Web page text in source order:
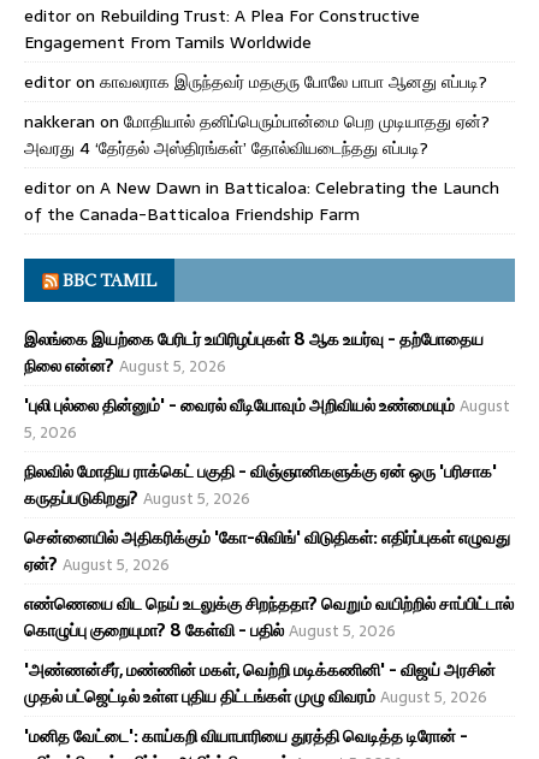
editoron Rebuilding Trust: A Plea For Constructive
Engagement From Tamils Worldwide
editoron காவலராக இருந்தவர் மதகுரு போலே பாபா ஆனது எப்படி?
nakkeran on மோதியால் தனிப்பெரும்பான்மை பெற முடியாதது ஏன்?
அவரது 4 ‘தேர்தல் அஸ்திரங்கள்’ தோல்வியடைந்தது எப்படி?
editoron A New Dawn in Batticaloa: Celebrating the Launch
of the Canada-Batticaloa Friendship Farm
BBC TAMIL
இலங்கை இயற்கை பேரிடர் உயிரிழப்புகள் 8 ஆக உயர்வு - தற்போதைய
நிலை என்ன? August 5, 2026
'புலி புல்லை தின்னும்' - வைரல் வீடியோவும் அறிவியல் உண்மையும்August
5, 2026
நிலவில் மோதிய ராக்கெட் பகுதி - விஞ்ஞானிகளுக்கு ஏன் ஒரு 'பரிசாக'
கருதப்படுகிறது? August 5, 2026
சென்னையில் அதிகரிக்கும் 'கோ-லிவிங்' விடுதிகள்: எதிர்ப்புகள் எழுவது
ஏன்? August 5, 2026
எண்ணெயை விட நெய் உடலுக்கு சிறந்ததா? வெறும் வயிற்றில் சாப்பிட்டால்
கொழுப்பு குறையுமா? 8 கேள்வி - பதில்August 5, 2026
'அண்ணன்சீர், மண்ணின் மகள், வெற்றி மடிக்கணினி' - விஜய் அரசின்
முதல் பட்ஜெட்டில் உள்ள புதிய திட்டங்கள் முழு விவரம்August 5, 2026
'மனித வேட்டை': காய்கறி வியாபாரியை துரத்தி வெடித்த டிரோன் -